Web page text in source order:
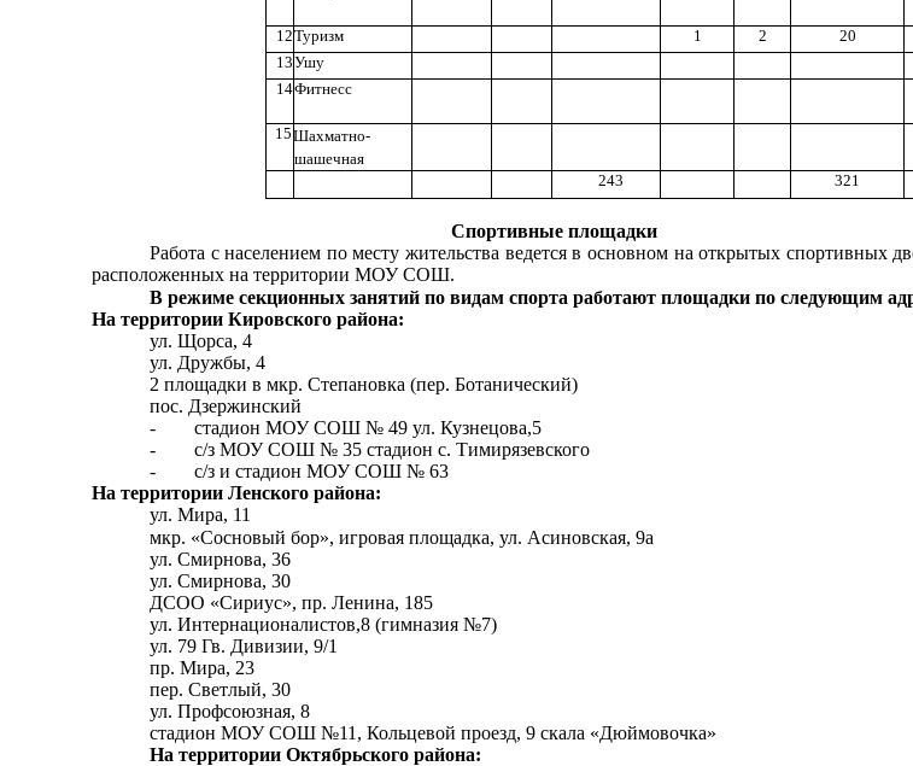
12Туризм 1 2
20
13Ушу
14Фитнесс
15 Шахматно-
шашечная
243 321
Спортивные площадки
Работа с населением по месту жительства ведется в основном на открытых
расположенных на территории МОУ СОШ.
В режиме секционных занятий по видам спорта работают площадки по следующим
На территории Кировского района:
ул. Щорса, 4
ул. Дружбы, 4
2 площадки в мкр. Степановка (пер. Ботанический)
пос. Дзержинский
- стадион МОУ СОШ № 49 ул. Кузнецова,5
- с/з МОУ СОШ № 35 стадион с. Тимирязевского
- с/з и стадион МОУ СОШ № 63
На территории Ленского района:
ул. Мира, 11
мкр. «Сосновый бор», игровая площадка, ул. Асиновская, 9а
ул. Смирнова, 36
ул. Смирнова, 30
ДСОО «Сириус», пр. Ленина, 185
ул. Интернационалистов,8 (гимназия №7)
ул. 79 Гв. Дивизии, 9/1
пр. Мира, 23
пер. Светлый, 30
ул. Профсоюзная, 8
стадион МОУ СОШ №11, Кольцевой проезд, 9 скала «Дюймовочка»
На территории Октябрьского района: